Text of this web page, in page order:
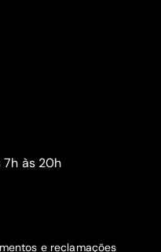
às 20h
e reclamações